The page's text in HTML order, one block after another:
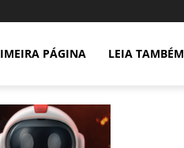
PÁGINA LEIA TAMBÉM